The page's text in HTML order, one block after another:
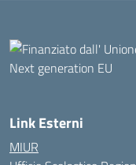
Link Esterni
MIUR